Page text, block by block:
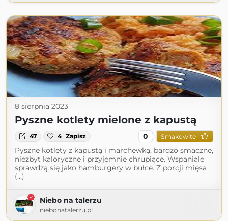
8 sierpnia 2023
Pyszne kotlety mielone z kapustą
47 4 Zapisz 0 Smakowite
Pyszne kotlety z kapustą i marchewką, bardzo smaczne,
niezbyt kaloryczne i przyjemnie chrupiące. Wspaniale
sprawdzą się jako hamburgery w bułce. Z porcji mięsa
(...)
Niebo na talerzu
niebonatalerzu.pl